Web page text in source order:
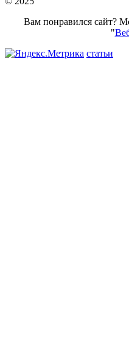
Вам понравился сайт?
"
статьи